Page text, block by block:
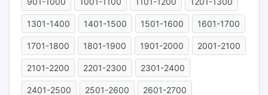
1301-1400 1401-1500 1501-1600 1601-1700
1701-1800 1801-1900 1901-2000 2001-2100
2101-2200 2201-2300 2301-2400
2401-2500 2501-2600 2601-2700